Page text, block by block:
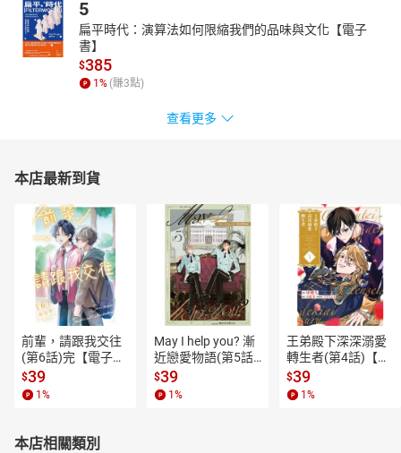
5
扁平時代：演算法如何限縮我們的品味與文化【電子
書】
$385
1% (賺3點)
查看更多
本店最新到貨
前輩，請跟我交往
(第6話)完【電子
書】
$39
1 %
May I help you? 漸
近戀愛物語(第5話)
【電子書】
$39
1 %
王弟殿下深深溺愛
轉生者(第4話)【電
子書】
$39
1 %
本店相關類別